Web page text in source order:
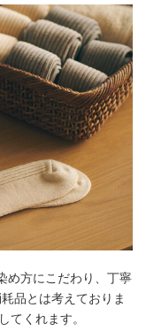
め方にこだわり、丁寧
品とは考えておりま
てくれます。